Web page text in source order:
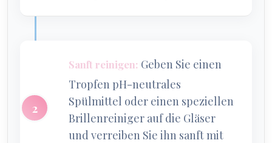
Sanft reinigen: Geben Sie einen
Tropfen pH-neutrales
Spülmittel oder einen speziellen
Brillenreiniger auf die Gläser
und verreiben Sie ihn sanft mit